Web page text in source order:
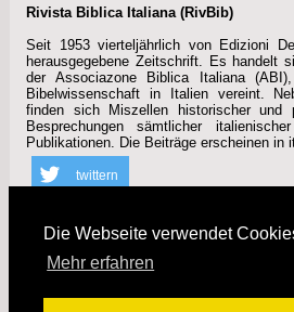
Die Webseite verwendet
Mehr erfahren
Rivista Biblica Italiana (RivBib)
Seit 1953 vierteljährlich von Edizioni
herausgegebene Zeitschrift. Es handelt
der Associazone Biblica Italiana
Bibelwissenschaft in Italien vereint.
finden sich Miszellen historischer und
Besprechungen sämtlicher
Publikationen. Die Beiträge erscheinen in
twittern
teilen